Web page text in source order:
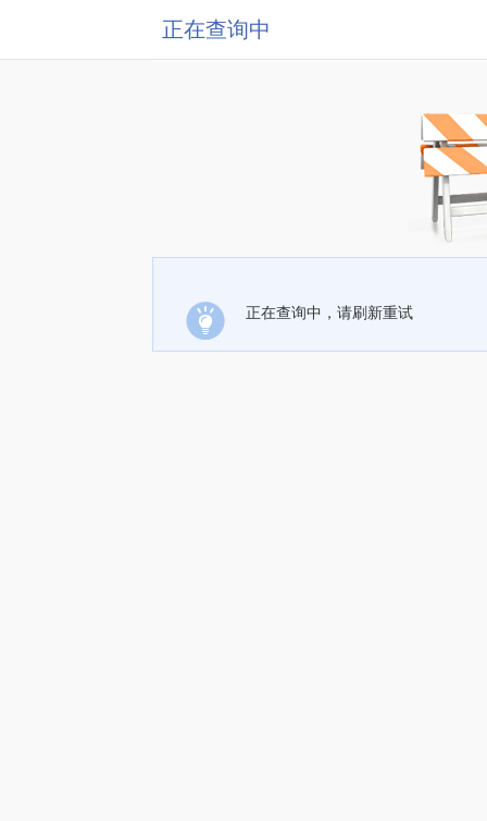
正在查询中
正在查询中，请刷新重试